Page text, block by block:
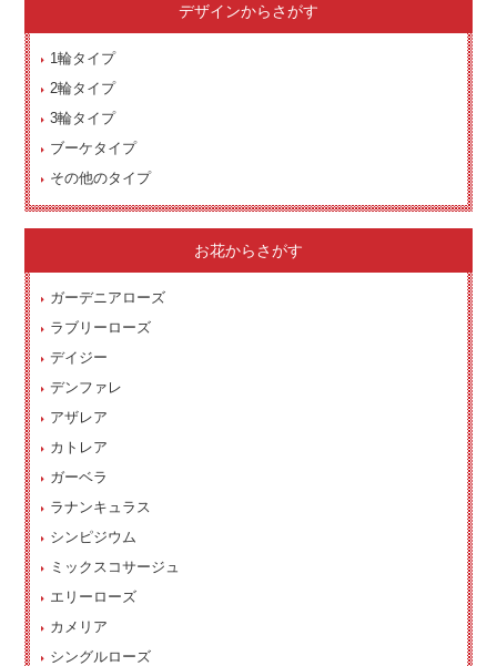
デザインからさがす
1輪タイプ
2輪タイプ
3輪タイプ
ブーケタイプ
その他のタイプ
お花からさがす
ガーデニアローズ
ラブリーローズ
デイジー
デンファレ
アザレア
カトレア
ガーベラ
ラナンキュラス
シンピジウム
ミックスコサージュ
エリーローズ
カメリア
シングルローズ